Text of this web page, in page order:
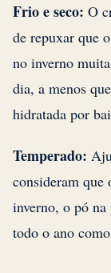
Frio e seco: O
de repuxar que
no inverno
dia, a menos
hidratada por
Temperado:
consideram
inverno, o pó na
todo o ano